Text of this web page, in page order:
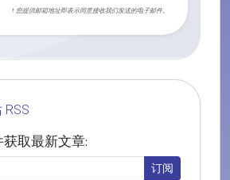
† 您提供邮箱地址即表示同意接收我们发送的电子邮件。
RSS
取最新文章: